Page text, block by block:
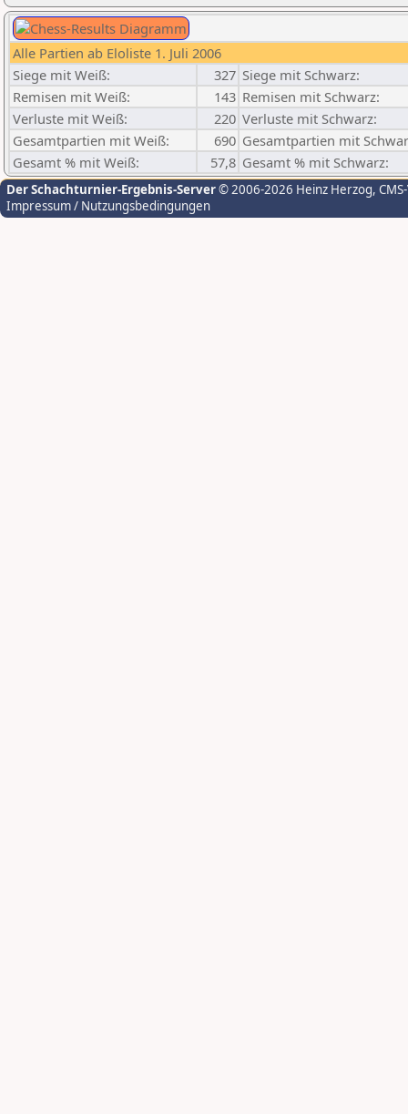
Alle Partien ab Eloliste 1. Juli 2006
Siege mit Weiß:
327 Siege mit Schwarz:
Remisen mit Weiß:
143 Remisen mit Schwarz:
Verluste mit Weiß:
220 Verluste mit Schwarz:
Gesamtpartien mit Weiß:
690 Gesamtpartien mit
Gesamt % mit Weiß:
57,8 Gesamt % mit Schwarz:
Der Schachturnier-Ergebnis-Server© 2006-2026 Heinz Herzog,
Impressum / Nutzungsbedingungen